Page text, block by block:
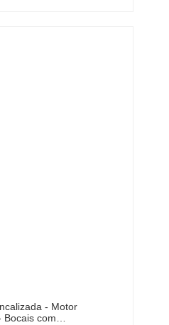
- Motor
com…